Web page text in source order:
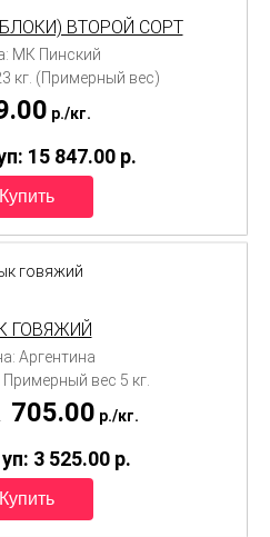
ВТОРОЙ СОРТ
МК Пинский
кг. (Примерный вес)
p./кг.
15 847.00 p.
ГОВЯЖИЙ
Аргентина
вес 5 кг.
705.00 p./кг.
3 525.00 p.